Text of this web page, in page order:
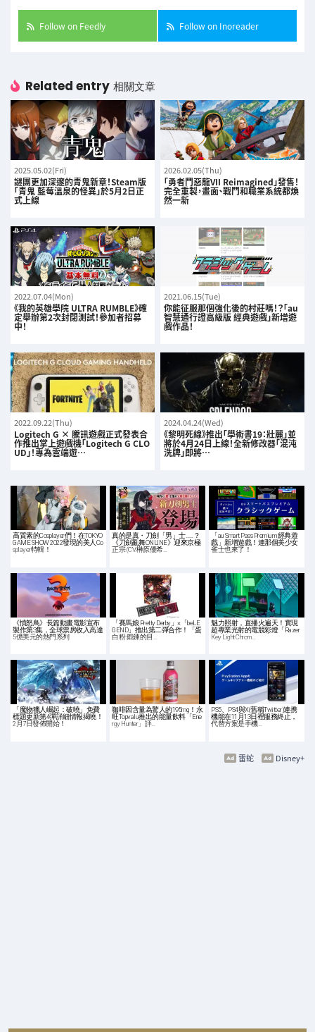
Follow on Feedly Follow on Inoreader
Related entry 相關文章
2025.05.02(Fri)
謎團更加深邃的青鬼新章！Steam版
「青鬼 藍莓溫泉的怪異」於5月2日正
式上線
2026.02.05(Thu)
「勇者鬥惡龍VII Reimagined」發售！
完全重製，畫面、戰鬥和職業系統都煥
然一新
2022.07.04(Mon)
《我的英雄學院 ULTRA RUMBLE》確
定舉辦第2次封閉測試！參加者招募
中！
2021.06.15(Tue)
你能征服那個強化後的村莊嗎！？「au
智慧通行證高級版 經典遊戲」新增遊
戲作品！
2022.09.22(Thu)
Logitech G × 騰訊遊戲正式發表合
作推出掌上遊戲機「Logitech G CLO
UD」！專為雲端遊…
2024.04.24(Wed)
《黎明死線》推出「學術書19：壯麗」並
將於4月24日上線！全新修改器「混沌
洗牌」即將…
高質素的Cosplayer們！在TOKYO
GAME SHOW 2022發現的美人Co
splayer特輯！
真的是真・刀劍「男」士……？
《刀劍亂舞ONLINE》迎來京極
正宗 (CV.榊原優希…
「au Smart Pass Premium 經典遊
戲」新增遊戲！連那個美少女
雀士也來了！
《憤怒鳥》長篇動畫電影宣布
製作第3集，全球票房收入高達
5億美元的熱門系列
「賽馬娘 Pretty Derby」×「beLE
GEND」推出第二彈合作！「蛋
白粉 鍛鍊的目…
魅力照射，直播火遍天！實現
超專業光射的電競彩燈「Razer
Key Light Chrom…
「魔物獵人崛起：破曉」免費
標題更新第4彈詳細情報揭曉！
2月7日發佈開始！
咖啡因含量為驚人的195mg！永
旺Topvalu推出的能量飲料「Ene
rgy Hunter」評…
PS5、PS4與X(舊稱Twitter)連携
機能在11月13日裡服務終止，
代替方案是手機…
Disney+
雷蛇